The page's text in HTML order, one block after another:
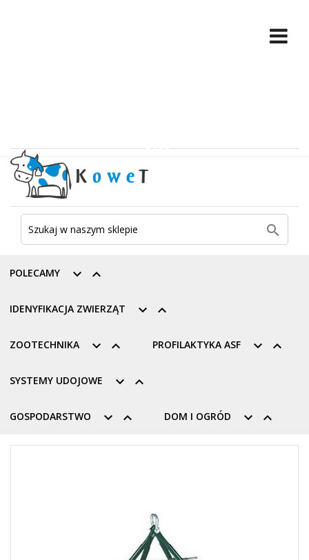

 
POLECAMY
 
IDENYFIKACJA ZWIERZĄT
 
ZOOTECHNIKA  
PROFILAKTYKA ASF
 
SYSTEMY UDOJOWE
 
GOSPODARSTWO  
DOM I OGRÓD